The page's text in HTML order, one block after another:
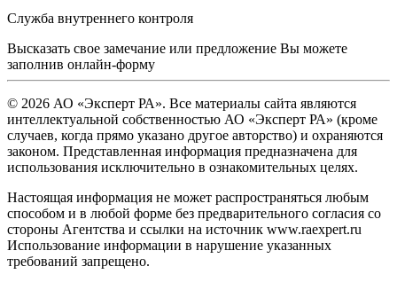
Служба внутреннего контроля
Высказать свое замечание или предложение Вы можете
заполнив онлайн-форму
© 2026 АО «Эксперт РА». Все материалы сайта являются
интеллектуальной собственностью АО «Эксперт РА» (кроме
случаев, когда прямо указано другое авторство) и охраняются
законом. Представленная информация предназначена для
использования исключительно в ознакомительных целях.
Настоящая информация не может распространяться любым
способом и в любой форме без предварительного согласия со
стороны Агентства и ссылки на источник www.raexpert.ru
Использование информации в нарушение указанных
требований запрещено.